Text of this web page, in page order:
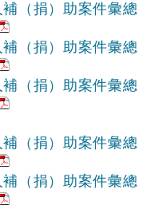
（捐）助案件彙總
（捐）助案件彙總
（捐）助案件彙總
（捐）助案件彙總
（捐）助案件彙總